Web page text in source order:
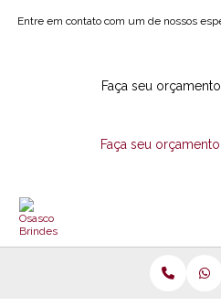
Entre em contato com um de nossos
Faça seu
Faça seu